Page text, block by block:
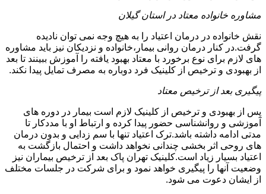
مشاوره خانواده معتاد در استان گیلان
نقش خانواده در درمان اعتیاد را به هیچ وجه نمی توان نادیده
گرفت.در کنار درمان روانی بیمار،خانواده و نزدیکان نیز باید مشاوره
های لازم برای نوع برخورد با معتاد بهبود یافته را آموزش ببینند تا بعد
از بهبودی و ترخیص از کلینیک فرد دوباره به مصرف تمایل پیدا نکند.
پیگیری بعد از ترخیص معتاد
پس از بهبودی و ترخیص از کلینیک لازم است بیمار در دوره های
آموزشی و روانشناسی حضور پیدا کرده و ارتباط او با مددکار تا
مدتی ادامه داشته باشد.ترک اعتیاد تنها با سم زدایی و بدون درمان
های روحی اثر بخشی چندانی نخواهد داشت و احتمال بازگشت به
اعتیاد بسیار زیاد است.کلینیک تهران پاک بعد از ترخیص بیماران نیز
وضعیت آنها را پیگیری خواهد نمود و برای شرکت در جلسات مختلف
از ایشان دعوت می شود.